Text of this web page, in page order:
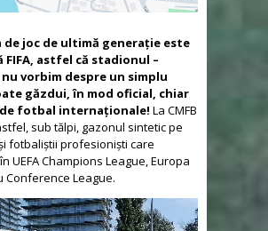
de joc de ultimă generație este
astfel că stadionul –
vorbim despre un simplu
găzdui, în mod oficial, chiar
fotbal internaționale! La CMFB
sub tălpi, gazonul sintetic pe
fotbaliștii profesioniști care
UEFA Champions League, Europa
Conference League.